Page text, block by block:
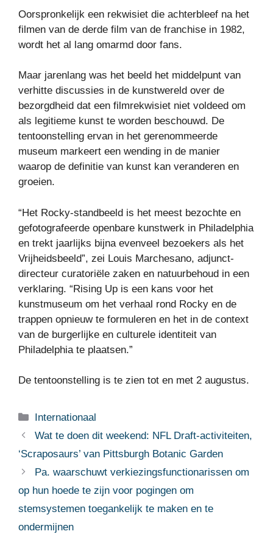
Oorspronkelijk een rekwisiet die achterbleef na het
filmen van de derde film van de franchise in 1982,
wordt het al lang omarmd door fans.
Maar jarenlang was het beeld het middelpunt van
verhitte discussies in de kunstwereld over de
bezorgdheid dat een filmrekwisiet niet voldeed om
als legitieme kunst te worden beschouwd. De
tentoonstelling ervan in het gerenommeerde
museum markeert een wending in de manier
waarop de definitie van kunst kan veranderen en
groeien.
“Het Rocky-standbeeld is het meest bezochte en
gefotografeerde openbare kunstwerk in Philadelphia
en trekt jaarlijks bijna evenveel bezoekers als het
Vrijheidsbeeld”, zei Louis Marchesano, adjunct-
directeur curatoriële zaken en natuurbehoud in een
verklaring. “Rising Up is een kans voor het
kunstmuseum om het verhaal rond Rocky en de
trappen opnieuw te formuleren en het in de context
van de burgerlijke en culturele identiteit van
Philadelphia te plaatsen.”
De tentoonstelling is te zien tot en met 2 augustus.
Categorieën
Internationaal
Wat te doen dit weekend: NFL Draft-activiteiten,
‘Scraposaurs’ van Pittsburgh Botanic Garden
Pa. waarschuwt verkiezingsfunctionarissen om
op hun hoede te zijn voor pogingen om
stemsystemen toegankelijk te maken en te
ondermijnen